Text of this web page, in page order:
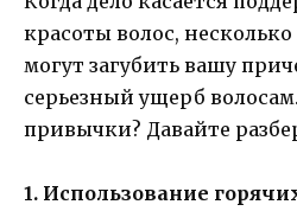
красоты волос,
могут загубить вашу
серьезный ущерб
привычки? Давайте
1. Использование